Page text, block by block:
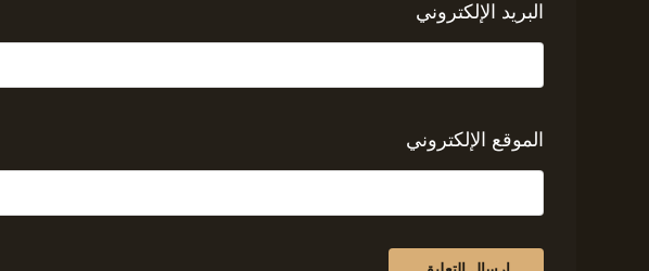
البريد الإلكتروني
الموقع الإلكتروني